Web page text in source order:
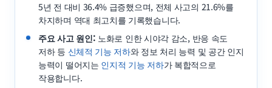
5년 전 대비 36.4% 급증했으며, 전체 사고의 21.6%를
차지하며 역대 최고치를 기록했습니다.
주요 사고 원인: 노화로 인한 시야각 감소, 반응 속도
저하 등 신체적 기능 저하와 정보 처리 능력 및 공간 인지
능력이 떨어지는 인지적 기능 저하가 복합적으로
작용합니다.